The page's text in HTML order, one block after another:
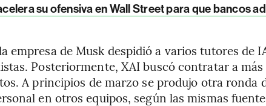
su ofensiva en Wall Street para que bancos
empresa de Musk despidió a varios tutores de
Posteriormente, XAI buscó contratar a más
A principios de marzo se produjo otra ronda
en otros equipos, según las mismas